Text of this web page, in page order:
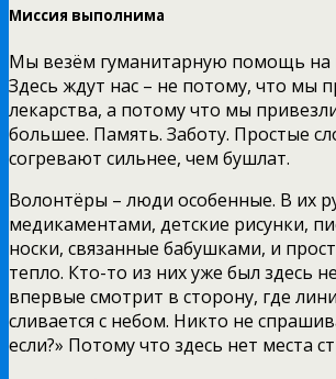
Миссия выполнима
Мы везём гуманитарную помощь на
Здесь ждут нас – не потому, что мы
лекарства, а потому что мы
большее. Память. Заботу. Простые
согревают сильнее, чем бушлат.
Волонтёры – люди особенные. В их
медикаментами, детские рисунки,
носки, связанные бабушками, и
тепло. Кто-то из них уже был здесь
впервые смотрит в сторону, где
сливается с небом. Никто не
если?» Потому что здесь нет места